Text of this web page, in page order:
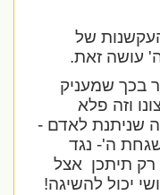
של
עושה זאת.
שמעניק
וזה פלא
שניתנת לאדם -
ה'- נגד
תיתכן אצל
יכול להשיגה!